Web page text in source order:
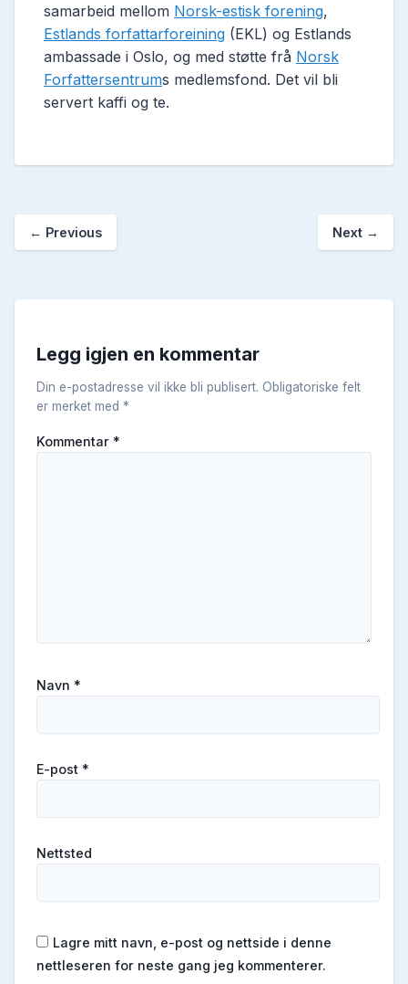
samarbeid mellom Norsk-estisk forening,
Estlands forfattarforeining (EKL) og Estlands
ambassade i Oslo, og med støtte frå Norsk
Forfattersentrums medlemsfond. Det vil bli
servert kaffi og te.
← Previous Next →
Legg igjen en kommentar
Din e-postadresse vil ikke bli publisert. Obligatoriske felt
er merket med *
Kommentar *
Navn *
E-post *
Nettsted
Lagre mitt navn, e-post og nettside i denne
nettleseren for neste gang jeg kommenterer.